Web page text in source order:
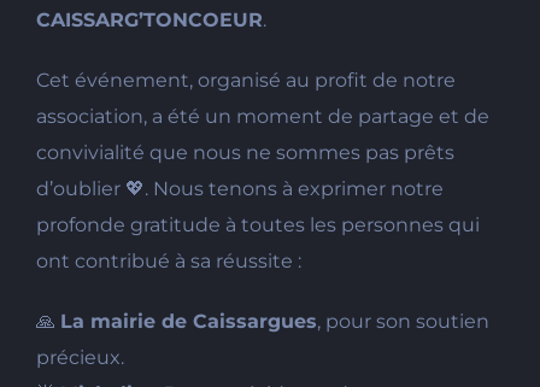
CAISSARG’TONCOEUR.
Cet événement, organisé au profit de notre
association, a été un moment de partage et de
convivialité que nous ne sommes pas prêts
d’oublier 💖. Nous tenons à exprimer notre
profonde gratitude à toutes les personnes qui
ont contribué à sa réussite :
🙏 La mairie de Caissargues, pour son soutien
précieux.